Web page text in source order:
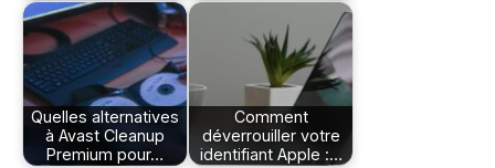
Quelles alternatives
à Avast Cleanup
Premium pour…
Comment
déverrouiller votre
identifiant Apple :…